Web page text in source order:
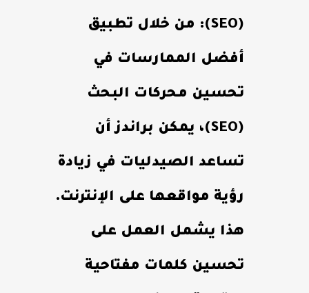
(SEO): من خلال تطبيق
أفضل الممارسات في
تحسين محركات البحث
(SEO)، يمكن براندز أن
تساعد الصيدليات في زيادة
رؤية مواقعها على الإنترنت.
هذا يشمل العمل على
تحسين كلمات مفتاحية